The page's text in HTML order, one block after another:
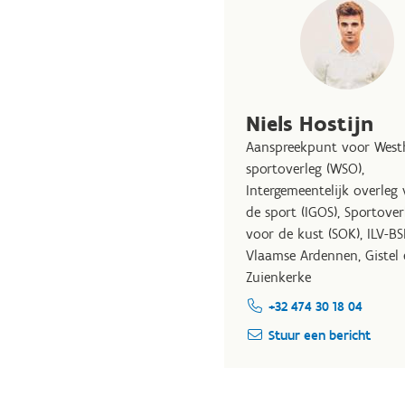
Niels Hostijn
Aanspreekpunt voor
sportoverleg (WSO),
Intergemeentelijk overleg
de sport (IGOS),
voor de kust (SOK), ILV-
Vlaamse Ardennen, Gistel
Zuienkerke
+32 474 30 18 04
Stuur een bericht